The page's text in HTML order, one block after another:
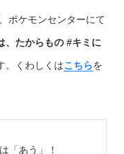
ポケモンセンターにて
、たからもの #キミに
。くわしくはこちらを
「あう」！